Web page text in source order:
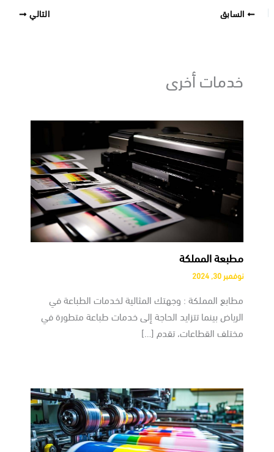
السابق التالي
خدمات أخرى
مطبعة المملكة
نوفمبر 30, 2024
مطابع المملكة : وجهتك المثالية لخدمات الطباعة في
الرياض بينما تتزايد الحاجة إلى خدمات طباعة متطورة في
مختلف القطاعات، تقدم […]